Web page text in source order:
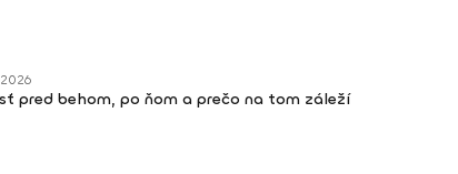
pred behom, po ňom a prečo na tom záleží